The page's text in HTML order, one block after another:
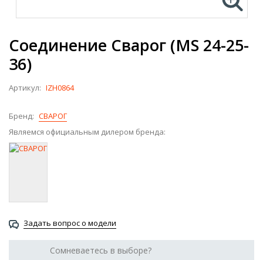
Соединение Сварог (MS 24-25-
36)
Артикул: IZH0864
Бренд: СВАРОГ
Являемся официальным дилером бренда:
Задать вопрос о модели
Сомневаетесь в выборе?